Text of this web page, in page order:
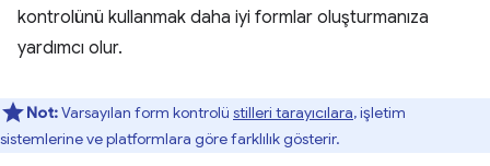
kontrolünü kullanmak daha iyi formlar oluşturmanıza
yardımcı olur.
Not:Varsayılan form kontrolü stilleri tarayıcılara, işletim
sistemlerine ve platformlara göre farklılık gösterir.